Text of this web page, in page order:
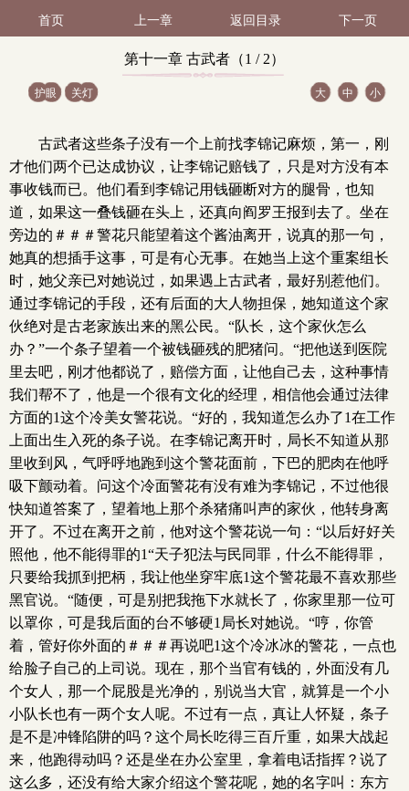
首页 上一章 返回目录 下一页
第十一章 古武者（1 / 2）
护眼 关灯 大 中 小
古武者这些条子没有一个上前找李锦记麻烦，第一，刚
才他们两个已达成协议，让李锦记赔钱了，只是对方没有本
事收钱而已。他们看到李锦记用钱砸断对方的腿骨，也知
道，如果这一叠钱砸在头上，还真向阎罗王报到去了。坐在
旁边的＃＃＃警花只能望着这个酱油离开，说真的那一句，
她真的想插手这事，可是有心无事。在她当上这个重案组长
时，她父亲已对她说过，如果遇上古武者，最好别惹他们。
通过李锦记的手段，还有后面的大人物担保，她知道这个家
伙绝对是古老家族出来的黑公民。“队长，这个家伙怎么
办？”一个条子望着一个被钱砸残的肥猪问。“把他送到医院
里去吧，刚才他都说了，赔偿方面，让他自己去，这种事情
我们帮不了，他是一个很有文化的经理，相信他会通过法律
方面的1这个冷美女警花说。“好的，我知道怎么办了1在工作
上面出生入死的条子说。在李锦记离开时，局长不知道从那
里收到风，气呼呼地跑到这个警花面前，下巴的肥肉在他呼
吸下颤动着。问这个冷面警花有没有难为李锦记，不过他很
快知道答案了，望着地上那个杀猪痛叫声的家伙，他转身离
开了。不过在离开之前，他对这个警花说一句：“以后好好关
照他，他不能得罪的1“天子犯法与民同罪，什么不能得罪，
只要给我抓到把柄，我让他坐穿牢底1这个警花最不喜欢那些
黑官说。“随便，可是别把我拖下水就长了，你家里那一位可
以罩你，可是我后面的台不够硬1局长对她说。“哼，你管
着，管好你外面的＃＃＃再说吧1这个冷冰冰的警花，一点也
给脸子自己的上司说。现在，那个当官有钱的，外面没有几
个女人，那一个屁股是光净的，别说当大官，就算是一个小
小队长也有一两个女人呢。不过有一点，真让人怀疑，条子
是不是冲锋陷阱的吗？这个局长吃得三百斤重，如果大战起
来，他跑得动吗？还是坐在办公室里，拿着电话指挥？说了
这么多，还没有给大家介绍这个警花呢，她的名字叫：东方